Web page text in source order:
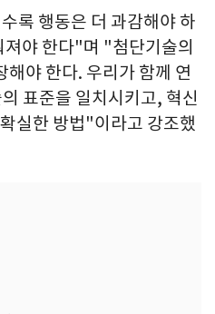
록 행동은 더 과감해야 하
야 한다"며 "첨단기술의
야 한다. 우리가 함께 연
표준을 일치시키고, 혁신
실한 방법"이라고 강조했